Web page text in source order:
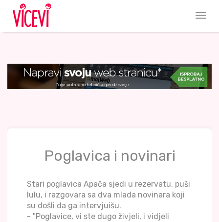
Poglavica i novinari
Stari poglavica Apača sjedi u rezervatu, puši
lulu, i razgovara sa dva mlada novinara koji
su došli da ga intervjuišu.
- "Poglavice, vi ste dugo živjeli, i vidjeli